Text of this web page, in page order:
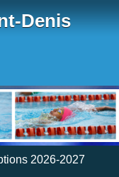
Denis
2026-2027